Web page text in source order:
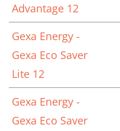
Advantage 12
Gexa Energy -
Gexa Eco Saver
Lite 12
Gexa Energy -
Gexa Eco Saver